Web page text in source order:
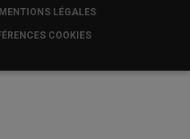
MENTIONS LÉGALES
COOKIES